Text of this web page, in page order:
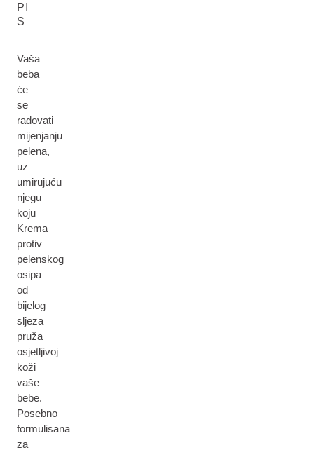
PI
S
Vaša
beba
će
se
radovati
mijenjanju
pelena,
uz
umirujuću
njegu
koju
Krema
protiv
pelenskog
osipa
od
bijelog
sljeza
pruža
osjetljivoj
koži
vaše
bebe.
Posebno
formulisana
za